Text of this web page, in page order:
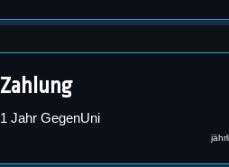
Zahlung
1 Jahr GegenUni